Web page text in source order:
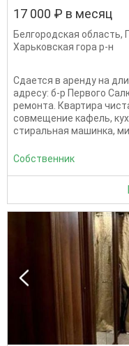
17 000 ₽ в месяц
Белгородская область,
Харьковская гора р-н
Сдается в аренду на
адресу: б-р Первого
ремонта. Квартира
совмещение кафель,
стиральная машинка,
Собственник